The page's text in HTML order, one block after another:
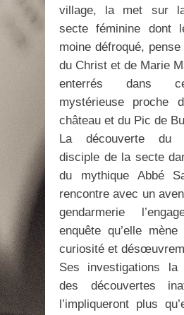
village, la met sur
secte féminine dont
moine défroqué,
du Christ et de Marie
enterrés dans
mystérieuse proche
château et du Pic de
La découverte du
disciple de la secte
du mythique Abbé
rencontre avec un
gendarmerie
enquête qu’elle
curiosité et
Ses investigations la
des découvertes
l’impliqueront plus